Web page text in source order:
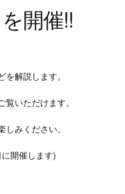
開催!!
解説します。
いただけます。
みください。
開催します)